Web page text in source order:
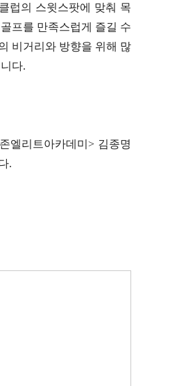
럽의 스윗스팟에 맞춰 목
프를 만족스럽게 즐길 수
비거리와 방향을 위해 많
다.
엘리트아카데미> 김종명
.